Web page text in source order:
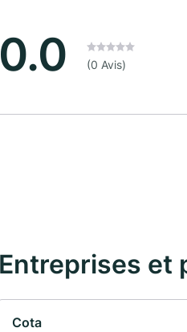
0.0 (0 Avis)
Entreprises et
Cota